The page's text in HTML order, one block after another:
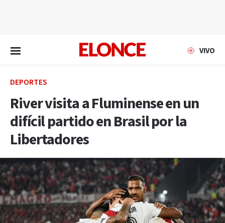
VIVO
DEPORTES
River visita a Fluminense en un
difícil partido en Brasil por la
Libertadores